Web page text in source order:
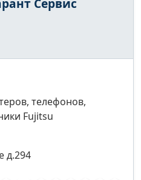
Сервис
телефонов,
Fujitsu
д.294